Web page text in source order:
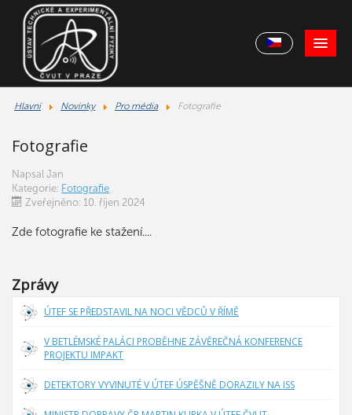
Hlavní Novinky Pro média Fotografie
Fotografie
Napsal Jan
Kategorie: Fotografie
Zveřejněno: 10. říjen 2024
Zde fotografie ke stažení....
Zprávy
ÚTEF SE PŘEDSTAVIL NA NOCI VĚDCŮ V ŘÍMĚ
V BETLÉMSKÉ PALÁCI PROBĚHNE ZÁVĚREČNÁ KONFERENCE
PROJEKTU IMPAKT
DETEKTORY VYVINUTÉ V ÚTEF ÚSPĚŠNĚ DORAZILY NA ISS